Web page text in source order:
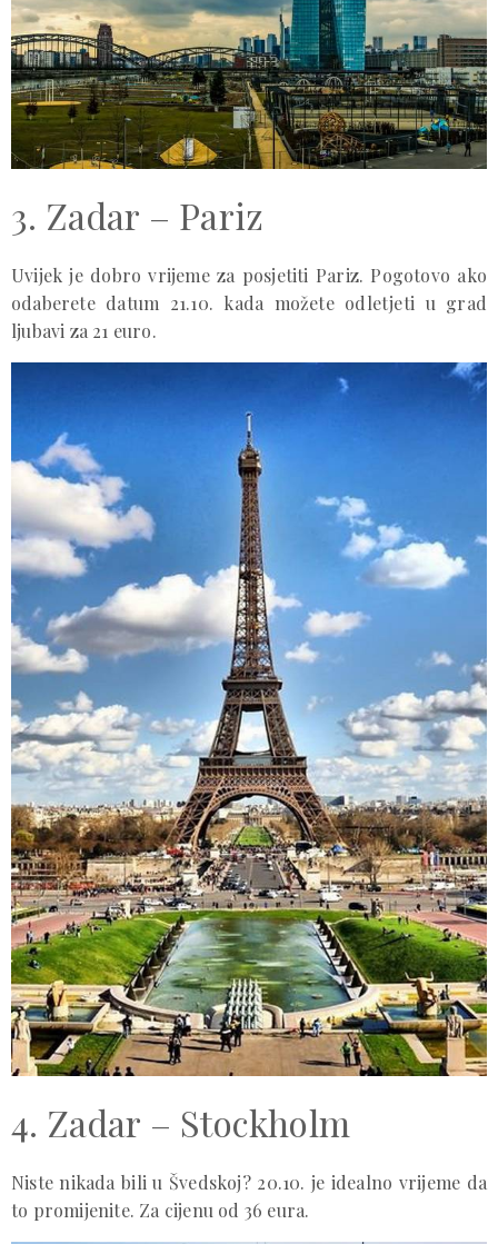
3. Zadar – Pariz
Uvijek je dobro vrijeme za posjetiti Pariz. Pogotovo ako
odaberete datum 21.10. kada možete odletjeti u grad
ljubavi za 21 euro.
4. Zadar – Stockholm
Niste nikada bili u Švedskoj? 20.10. je idealno vrijeme da
to promijenite. Za cijenu od 36 eura.